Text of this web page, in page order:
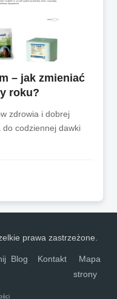
– jak zmieniać
roku?
zdrowia i dobrej
do codziennej dawki
prawa zastrzeżone.
Blog Kontakt
Mapa
strony